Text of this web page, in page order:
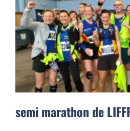
semi marathon de